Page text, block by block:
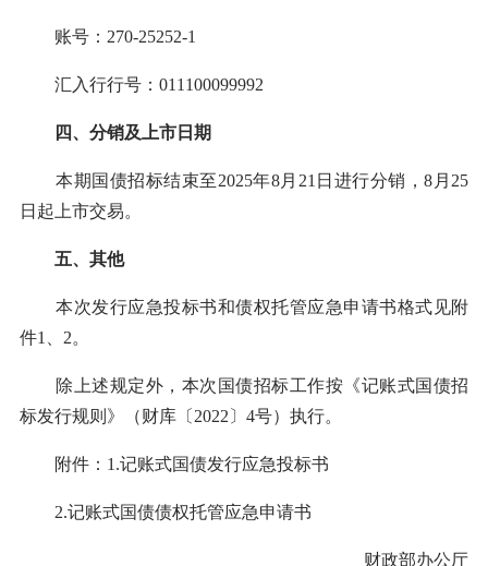
账号：270-25252-1
汇入行行号：011100099992
四、分销及上市日期
本期国债招标结束至2025年8月21日进行分销，8月25
日起上市交易。
五、其他
本次发行应急投标书和债权托管应急申请书格式见附
件1、2。
除上述规定外，本次国债招标工作按《记账式国债招
标发行规则》（财库〔2022〕4号）执行。
附件：1.记账式国债发行应急投标书
2.记账式国债债权托管应急申请书
财政部办公厅